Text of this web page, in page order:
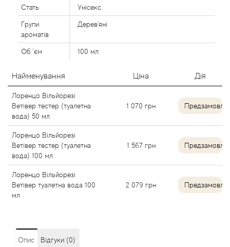
Стать Унісекс
Групи
ароматів
Дерев'яні
Об `єм 100 мл
Найменування Ціна Дія
Лоренцо Вільйорезі
Ветівер тестер (туалетна
вода) 50 мл
1 070 грн
Лоренцо Вільйорезі
Ветівер тестер (туалетна
вода) 100 мл
1 567 грн
Лоренцо Вільйорезі
Ветівер туалетна вода 100
мл
2 079 грн
Опис Відгуки (0)
Agatha Ruiz de la Prada
Agent Provocateur
Agonist
Aigner
Aj Arabia (Widian)
Ajmal
Al Haramain
Alaia Paris